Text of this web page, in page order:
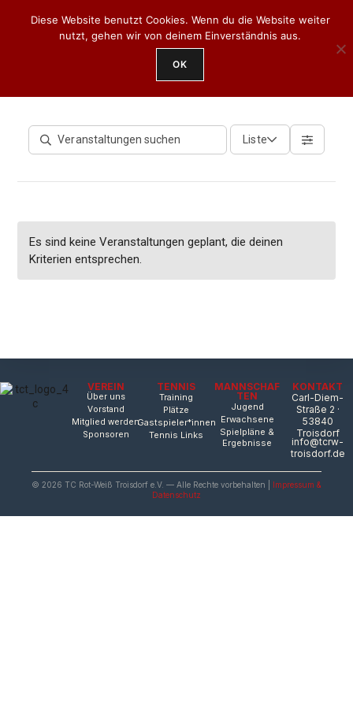
MITGLIED
WERDEN
PLATZ
Liste
Es sind keine Veranstaltungen geplant, die deinen
Kriterien entsprechen.
VEREIN
Über uns
Vorstand
Mitglied werden
Sponsoren
TENNIS
Training
Plätze
Gastspieler*innen
Tennis Links
MANNSCHAF
TEN
Jugend
Erwachsene
Spielpläne &
Ergebnisse
KONTAKT
Carl-Diem-
Straße 2 ·
53840
Troisdorf
info@tcrw-
troisdorf.de
© 2026 TC Rot-Weiß Troisdorf e.V. — Alle Rechte vorbehalten | Impressum &
Datenschutz
Diese Website benutzt Cookies. Wenn du die Website weiter
nutzt, gehen wir von deinem Einverständnis aus.
OK